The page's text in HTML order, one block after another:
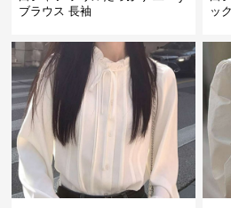
ブラウス 長袖
ッ